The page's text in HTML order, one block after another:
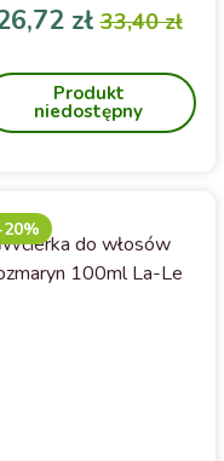
Le to doskonały wybór
dla osób poszukujących
wsparcia w
pozostawiając
skórę gładką i pełną
blasku. Zainwestuj w
złCena
33,40 zł
Produkt
niedostępny